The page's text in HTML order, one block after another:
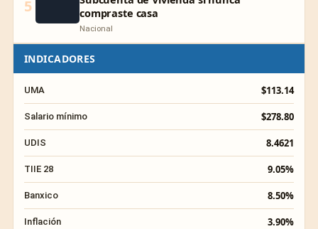
5
compraste casa
Nacional
INDICADORES
UMA $113.14
Salario mínimo $278.80
UDIS 8.4621
TIIE 28 9.05%
Banxico 8.50%
Inflación 3.90%